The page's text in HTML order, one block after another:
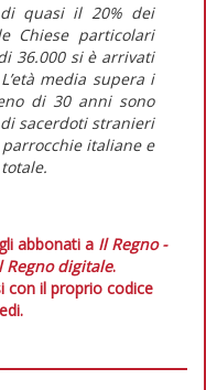
quasi il 20% dei
Chiese particolari
36.000 si è arrivati
media supera i
di 30 anni sono
sacerdoti stranieri
italiane e
abbonati a Il Regno -
Regno digitale.
con il proprio codice